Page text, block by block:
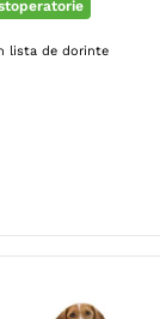
lista de dorinte